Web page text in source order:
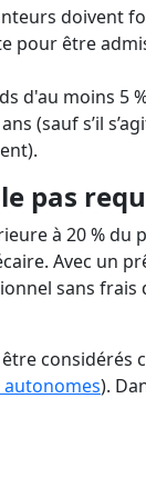
doivent
pour être
d'au moins 5
(sauf s’il
pas
à 20 % du
Avec un
sans frais
considérés
).